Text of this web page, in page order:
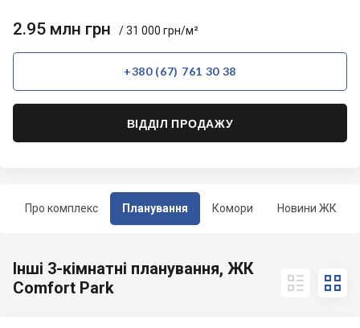
Про комплекс Планування Комори Новини ЖК
2.95 млн грн / 31 000 грн/м²
+380 (67) 761 30 38
ВІДДІЛ ПРОДАЖУ
Інші 3-кімнатні планування, ЖК
Comfort Park
 